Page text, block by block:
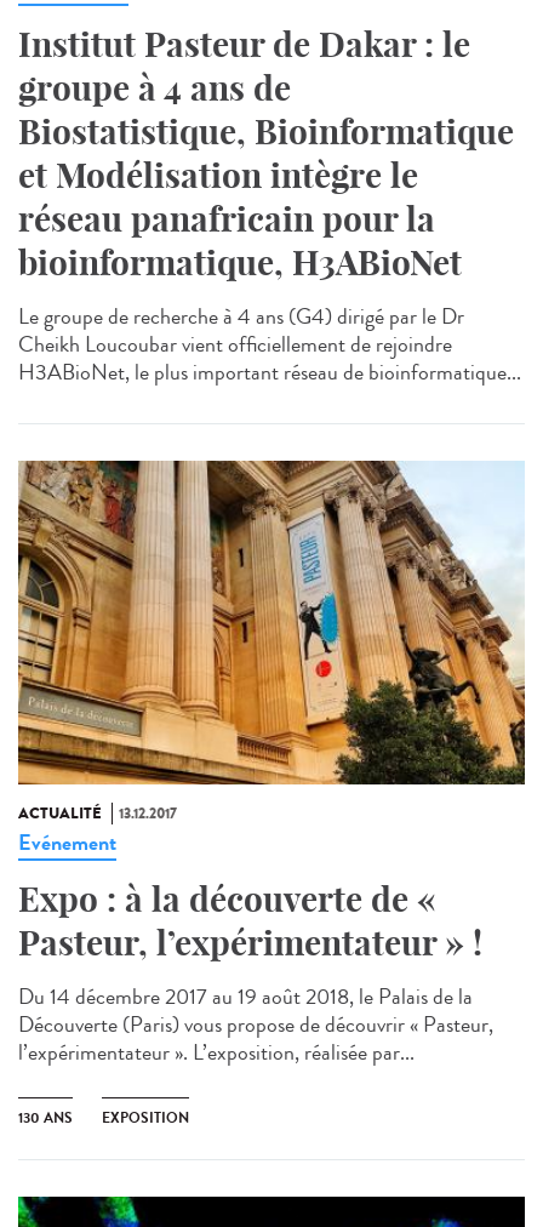
Institut Pasteur de Dakar : le
groupe à 4 ans de
Biostatistique, Bioinformatique
et Modélisation intègre le
réseau panafricain pour la
bioinformatique, H3ABioNet
Le groupe de recherche à 4 ans (G4) dirigé par le Dr
Cheikh Loucoubar vient officiellement de rejoindre
H3ABioNet, le plus important réseau de bioinformatique...
ACTUALITÉ 13.12.2017
Evénement
Expo : à la découverte de «
Pasteur, l’expérimentateur » !
Du 14 décembre 2017 au 19 août 2018, le Palais de la
Découverte (Paris) vous propose de découvrir « Pasteur,
l’expérimentateur ». L’exposition, réalisée par...
130 ANS EXPOSITION